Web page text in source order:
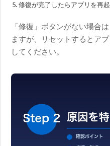
修復が完了したらアプリを再
「修復」ボタンがない場合
ますが、リセットするとア
してください。